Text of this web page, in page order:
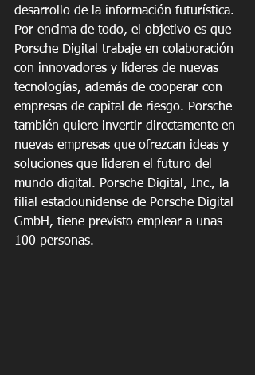
desarrollo de la información futurística.
Por encima de todo, el objetivo es que
Porsche Digital trabaje en colaboración
con innovadores y líderes de nuevas
tecnologías, además de cooperar con
empresas de capital de riesgo. Porsche
también quiere invertir directamente en
nuevas empresas que ofrezcan ideas y
soluciones que lideren el futuro del
mundo digital. Porsche Digital, Inc., la
filial estadounidense de Porsche Digital
GmbH, tiene previsto emplear a unas
100 personas.